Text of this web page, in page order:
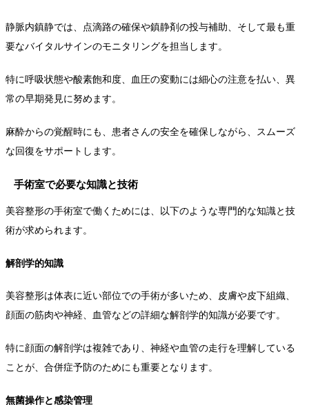
静脈内鎮静では、点滴路の確保や鎮静剤の投与補助、そして最も重
要なバイタルサインのモニタリングを担当します。
特に呼吸状態や酸素飽和度、血圧の変動には細心の注意を払い、異
常の早期発見に努めます。
麻酔からの覚醒時にも、患者さんの安全を確保しながら、スムーズ
な回復をサポートします。
手術室で必要な知識と技術
美容整形の手術室で働くためには、以下のような専門的な知識と技
術が求められます。
解剖学的知識
美容整形は体表に近い部位での手術が多いため、皮膚や皮下組織、
顔面の筋肉や神経、血管などの詳細な解剖学的知識が必要です。
特に顔面の解剖学は複雑であり、神経や血管の走行を理解している
ことが、合併症予防のためにも重要となります。
無菌操作と感染管理